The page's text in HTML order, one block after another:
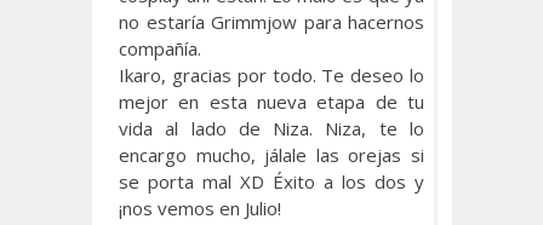
no estaría Grimmjow para hacernos
compañía.
Ikaro, gracias por todo. Te deseo lo
mejor en esta nueva etapa de tu
vida al lado de Niza. Niza, te lo
encargo mucho, jálale las orejas si
se porta mal XD Éxito a los dos y
¡nos vemos en Julio!